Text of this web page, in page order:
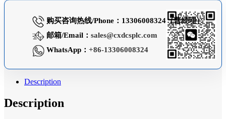
购买咨询热线/Phone：13306008324（曹经理）
邮箱/Email： sales@cxdcsplc.com
WhatsApp： +86-13306008324
Description
Description